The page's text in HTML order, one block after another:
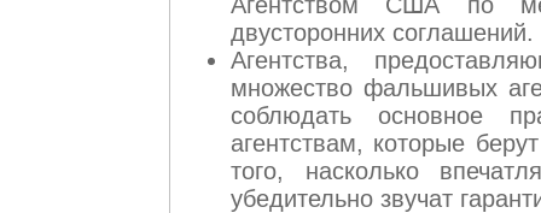
двусторонних соглашений.
Агентства,
множество фальшивых
соблюдать основное
агентствам, которые
того, насколько
убедительно звучат